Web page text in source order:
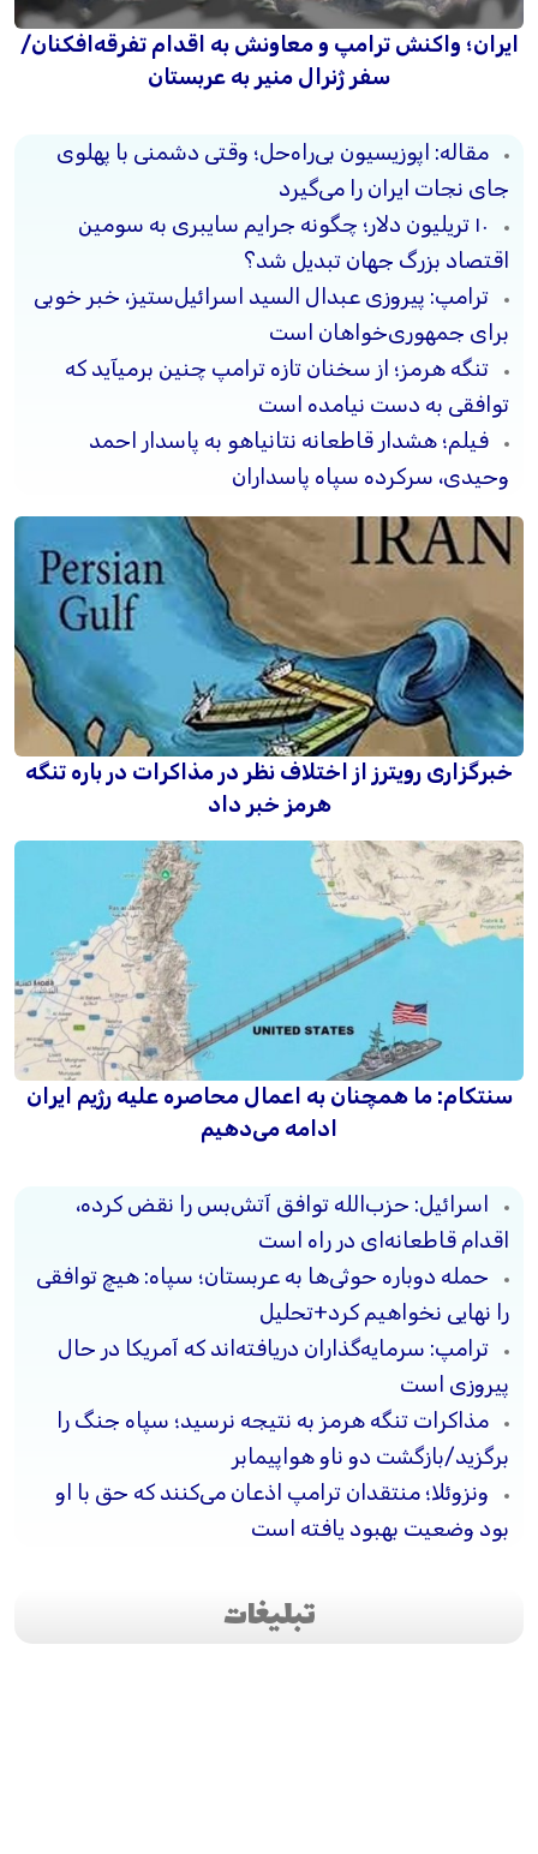
ایران؛ واکنش ترامپ و معاونش به اقدام تفرقه‌افکنان/
سفر ژنرال منیر به عربستان
مقاله: اپوزیسیون بی‌راه‌حل؛ وقتی دشمنی با پهلوی
جای نجات ایران را می‌گیرد
۱۰ تریلیون دلار؛ چگونه جرایم سایبری به سومین
اقتصاد بزرگ جهان تبدیل شد؟
ترامپ: پیروزی عبدال السید اسرائیل‌ستیز، خبر خوبی
برای جمهوری‌خواهان است
تنگه هرمز؛ از سخنان تازه ترامپ چنین برمیآید که
توافقی به دست نیامده است
فیلم؛ هشدار قاطعانه نتانیاهو به پاسدار احمد
وحیدی، سرکرده سپاه پاسداران
خبرگزاری رویترز از اختلاف نظر در مذاکرات در باره تنگه
هرمز خبر داد
سنتکام: ما همچنان به اعمال محاصره علیه رژیم ایران
ادامه می‌دهیم
اسرائیل: حزب‌الله توافق آتش‌بس را نقض کرده،
اقدام قاطعانه‌ای در راه است
حمله دوباره حوثی‌ها به عربستان؛ سپاه: هیچ توافقی
را نهایی نخواهیم کرد+تحلیل
ترامپ: سرمایه‌گذاران دریافته‌اند که آمریکا در حال
پیروزی است
مذاکرات تنگه هرمز به نتیجه نرسید؛ سپاه جنگ را
برگزید/بازگشت دو ناو هواپیمابر
ونزوئلا؛ منتقدان ترامپ اذعان می‌کنند که حق با او
بود وضعیت بهبود یافته است
تبلیغات